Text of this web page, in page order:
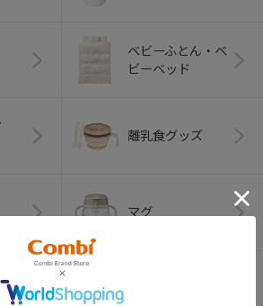
ベビーふとん・ベ
ビーベッド
離乳食グッズ
マグ